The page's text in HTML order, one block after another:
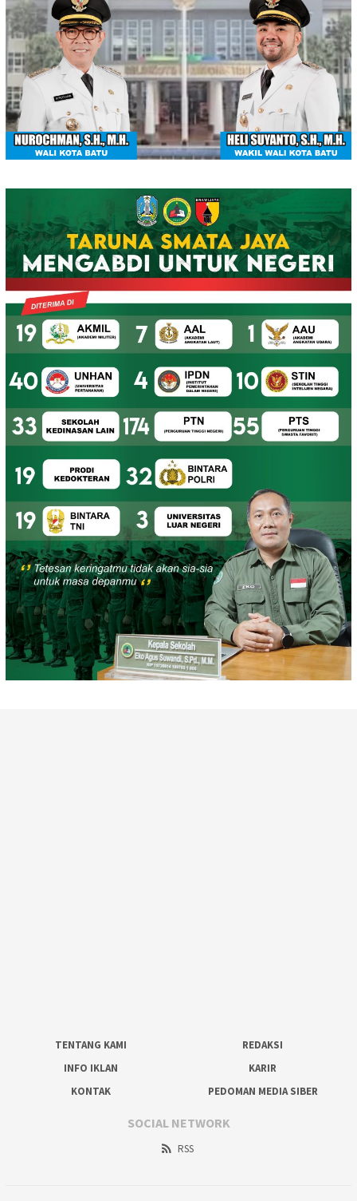
TENTANG KAMI
REDAKSI
INFO IKLAN
KARIR
KONTAK
PEDOMAN MEDIA SIBER
SOCIAL NETWORK
RSS